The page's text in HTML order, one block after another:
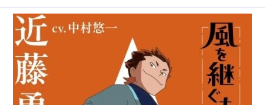
最新記事一覧
アニメ記事一覧 声優記事一覧
アニメ映画一覧 実写化映画一覧
今期アニメ曜日別一覧